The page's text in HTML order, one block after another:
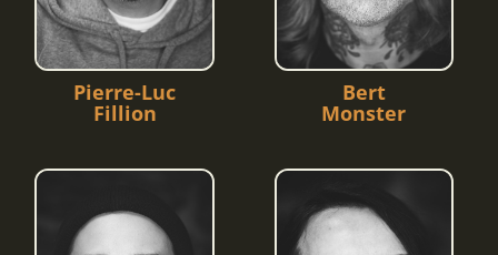
Pierre-Luc
Fillion
Bert
Monster